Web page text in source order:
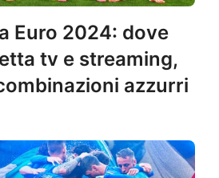
Euro 2024: dove
tv e streaming,
azzurri